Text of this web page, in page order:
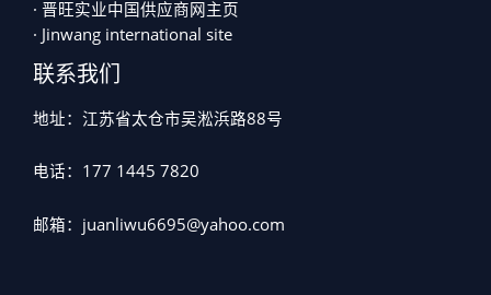
· 晋旺实业中国供应商网主页
· Jinwang international site
联系我们
地址：江苏省太仓市吴淞浜路88号
电话：177 1445 7820
邮箱：juanliwu6695@yahoo.com